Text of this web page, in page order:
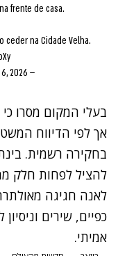
frente de casa.
ceder na Cidade Velha.
— BELÉM HOJE (@BelemHoje)
2026
בעלי המקום מסרו
אך לפי הדיווח
בחקירה רשמית.
להציל לפחות חלק
לאנה חגיגה
כפיים, שירים
אמיתי.